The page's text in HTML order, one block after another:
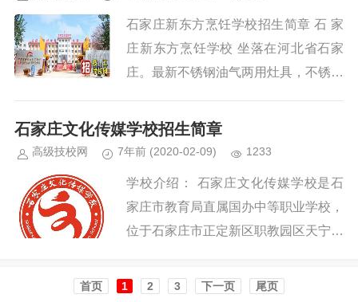
石家庄新东方烹饪学校招生简章 石 家
庄新东方烹饪学校 坐落在河北省石家
庄。最新不锈钢油气两用灶具，不锈钢
室；，篮球场、乒乓球、学生食堂、...
石家庄文化传媒学校招生简章
高级技校网 7年前 (2020-02-09) 1233
学校介绍： 石家庄文化传媒学校是石
家庄市教育局直属国办中等职业学校，
位于石家庄市正定新区职教园区天宁路
万平方米。学校以奠基学生幸福人生...
首页️ 1 2 3 下一页 尾页